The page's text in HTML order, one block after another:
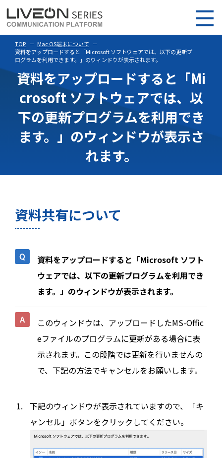
TOP
Mac OS端末について
資料をアップロードすると「Microsoft ソフトウェアでは、以下の更新プ
ログラムを利用できます。」のウィンドウが表示されます。
資料をアップロードすると「Mi
crosoft ソフトウェアでは、以
下の更新プログラムを利用でき
ます。」のウィンドウが表示さ
れます。
資料共有について
資料をアップロードすると「Microsoft ソフト
ウェアでは、以下の更新プログラムを利用でき
ます。」のウィンドウが表示されます。
このウィンドウは、アップロードしたMS-Offic
eファイルのプログラムに更新がある場合に表
示されます。この段階では更新を行いませんの
で、下記の方法でキャンセルをお願いします。
下記のウィンドウが表示されていますので、「キ
ャンセル」ボタンをクリックしてください。